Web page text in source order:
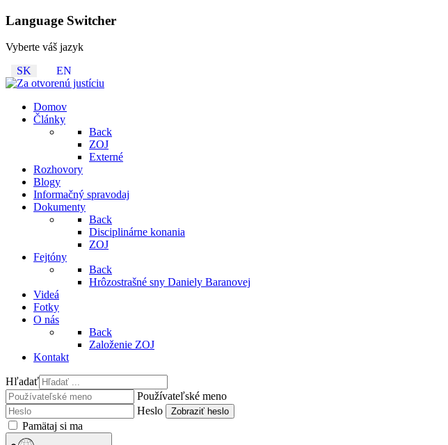
Language Switcher
Vyberte váš jazyk
SK
EN
Domov
Články
Back
ZOJ
Externé
Rozhovory
Blogy
Informačný spravodaj
Dokumenty
Back
Disciplinárne konania
ZOJ
Fejtóny
Back
Hrôzostrašné sny Daniely Baranovej
Videá
Fotky
O nás
Back
Založenie ZOJ
Kontakt
Hľadať
Používateľské meno
Heslo
Zobraziť heslo
Pamätaj si ma